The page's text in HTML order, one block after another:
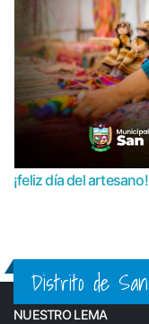
¡feliz día del artesano!
Distrito de
NUESTRO LEMA